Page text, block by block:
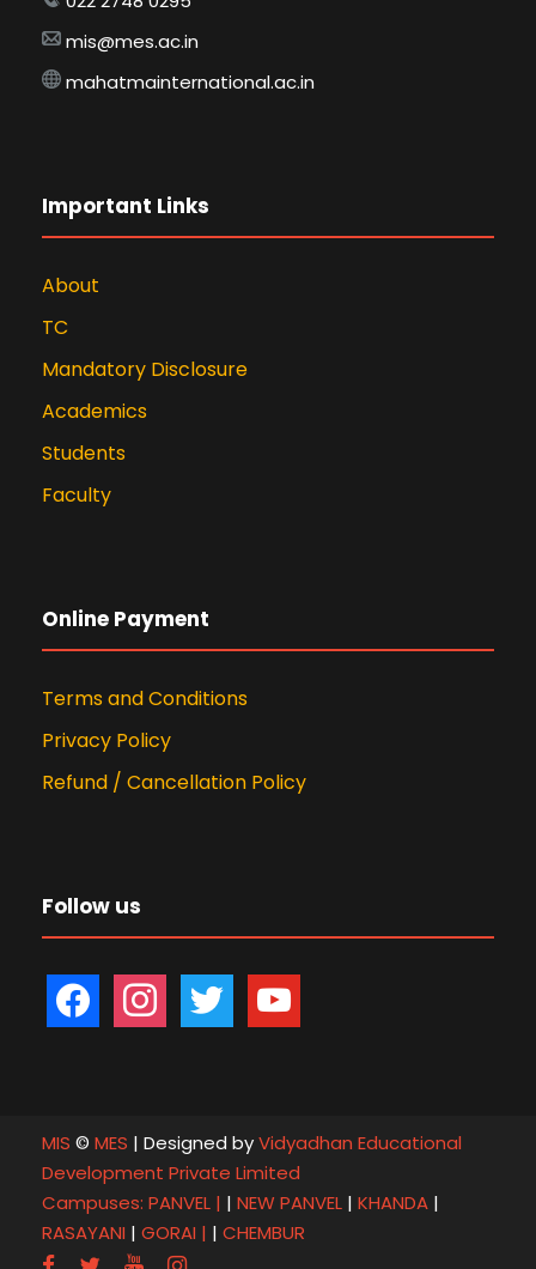
mis@mes.ac.in
mahatmainternational.ac.in
Important Links
About
TC
Mandatory Disclosure
Academics
Students
Faculty
Online Payment
Terms and Conditions
Privacy Policy
Refund / Cancellation Policy
Follow us
a
o
o
k
n
g
r
a
m
w
e
r
o
b
e
MIS © MES | Designed byVidyadhan Educational
Development Private Limited
Campuses: PANVEL | | NEW PANVEL | KHANDA |
RASAYANI | GORAI | | CHEMBUR